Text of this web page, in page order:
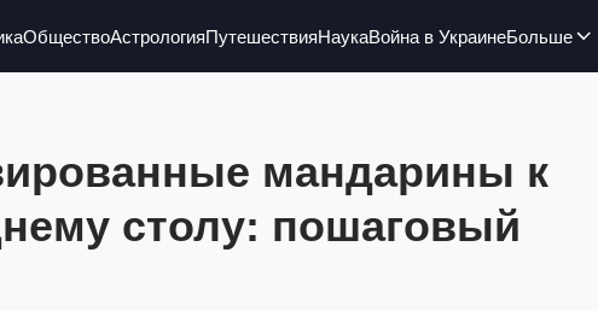
ОбществоАстрологияПутешествияНаукаВойна в УкраинеБольше
мандарины к
столу: пошаговый